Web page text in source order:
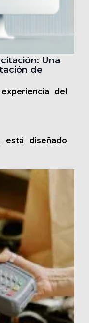
Una
de
del
está diseñado